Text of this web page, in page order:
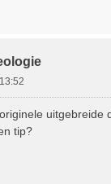
tip?